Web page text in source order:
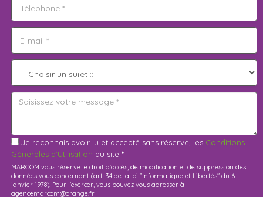
Je reconnais avoir lu et accepté sans réserve, les Conditions
Générales d'Utilisation du site *
MARCOM vous réserve le droit d'accès, de modification et de suppression des
données vous concernant (art. 34 de la loi "Informatique et Libertés" du 6
janvier 1978). Pour l'exercer, vous pouvez vous adresser à
agencemarcom@orange.fr